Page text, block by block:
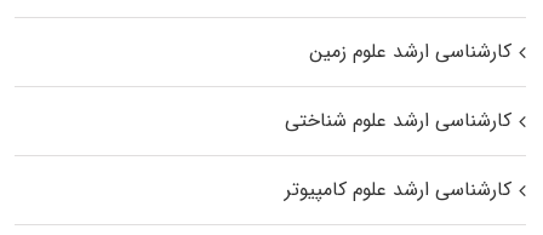
کارشناسی ارشد علوم زمین
کارشناسی ارشد علوم شناختی
کارشناسی ارشد علوم کامپیوتر